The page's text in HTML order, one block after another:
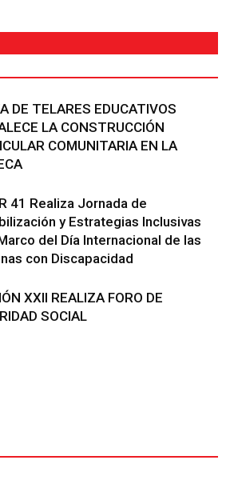
DE TELARES EDUCATIVOS
LA CONSTRUCCIÓN
COMUNITARIA EN LA
41 Realiza Jornada de
y Estrategias Inclusivas
del Día Internacional de las
con Discapacidad
XXII REALIZA FORO DE
SOCIAL